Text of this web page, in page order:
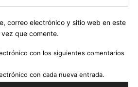
correo electrónico y sitio web en este
que comente.
con los siguientes comentarios
con cada nueva entrada.